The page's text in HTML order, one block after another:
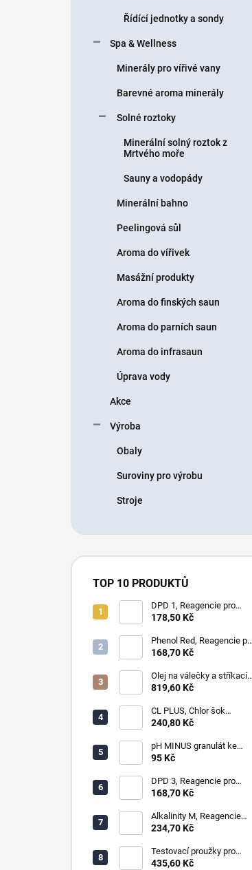
Řídící jednotky a sondy
Spa & Wellness
Minerály pro vířivé vany
Barevné aroma minerály
Solné roztoky
Minerální solný roztok z
Mrtvého moře
Sauny a vodopády
Minerální bahno
Peelingová sůl
Aroma do vířivek
Masážní produkty
Aroma do finských saun
Aroma do parních saun
Aroma do infrasaun
Úprava vody
Akce
Výroba
Obaly
Suroviny pro výrobu
Stroje
TOP 10 PRODUKTŮ
DPD 1, Reagencie pro
měření chloru, bromu,
178,50 Kč
Phenol Red, Reagencie pro
měření pH
168,70 Kč
Olej na válečky a stříkací
zařícení - laminování
819,60 Kč
CL PLUS, Chlor šok
anorganický 1kg
240,80 Kč
pH MINUS granulát ke
snížení hodnot pH
95 Kč
DPD 3, Reagencie pro
měření celkového chloru,
168,70 Kč
Alkalinity M, Reagencie
pro měření alkality
234,70 Kč
Testovací proužky pro
měření chloru, ph, alkality,
435,60 Kč